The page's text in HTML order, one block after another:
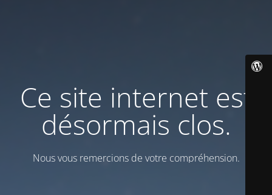
Ce site internet est
désormais clos.
Nous vous remercions de votre compréhension.